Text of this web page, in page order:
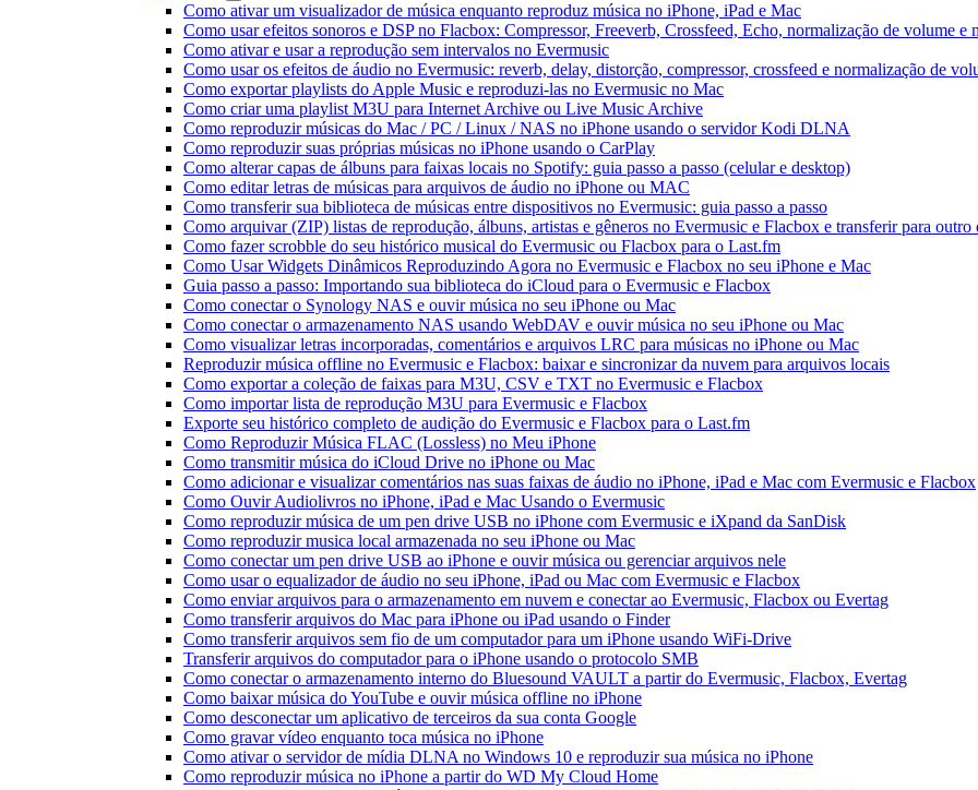
Como ativar um visualizador de música enquanto reproduz música no iPhone, iPad e Mac
Como usar efeitos sonoros e DSP no Flacbox: Compressor, Freeverb, Crossfeed, Echo, normalização de volume e
Como ativar e usar a reprodução sem intervalos no Evermusic
Como usar os efeitos de áudio no Evermusic: reverb, delay, distorção, compressor, crossfeed e normalização de
Como exportar playlists do Apple Music e reproduzi-las no Evermusic no Mac
Como criar uma playlist M3U para Internet Archive ou Live Music Archive
Como reproduzir músicas do Mac / PC / Linux / NAS no iPhone usando o servidor Kodi DLNA
Como reproduzir suas próprias músicas no iPhone usando o CarPlay
Como alterar capas de álbuns para faixas locais no Spotify: guia passo a passo (celular e desktop)
Como editar letras de músicas para arquivos de áudio no iPhone ou MAC
Como transferir sua biblioteca de músicas entre dispositivos no Evermusic: guia passo a passo
Como arquivar (ZIP) listas de reprodução, álbuns, artistas e gêneros no Evermusic e Flacbox e transferir para
Como fazer scrobble do seu histórico musical do Evermusic ou Flacbox para o Last.fm
Como Usar Widgets Dinâmicos Reproduzindo Agora no Evermusic e Flacbox no seu iPhone e Mac
Guia passo a passo: Importando sua biblioteca do iCloud para o Evermusic e Flacbox
Como conectar o Synology NAS e ouvir música no seu iPhone ou Mac
Como conectar o armazenamento NAS usando WebDAV e ouvir música no seu iPhone ou Mac
Como visualizar letras incorporadas, comentários e arquivos LRC para músicas no iPhone ou Mac
Reproduzir música offline no Evermusic e Flacbox: baixar e sincronizar da nuvem para arquivos locais
Como exportar a coleção de faixas para M3U, CSV e TXT no Evermusic e Flacbox
Como importar lista de reprodução M3U para Evermusic e Flacbox
Exporte seu histórico completo de audição do Evermusic e Flacbox para o Last.fm
Como Reproduzir Música FLAC (Lossless) no Meu iPhone
Como transmitir música do iCloud Drive no iPhone ou Mac
Como adicionar e visualizar comentários nas suas faixas de áudio no iPhone, iPad e Mac com Evermusic e Flacbox
Como Ouvir Audiolivros no iPhone, iPad e Mac Usando o Evermusic
Como reproduzir música de um pen drive USB no iPhone com Evermusic e iXpand da SanDisk
Como reproduzir musica local armazenada no seu iPhone ou Mac
Como conectar um pen drive USB ao iPhone e ouvir música ou gerenciar arquivos nele
Como usar o equalizador de áudio no seu iPhone, iPad ou Mac com Evermusic e Flacbox
Como enviar arquivos para o armazenamento em nuvem e conectar ao Evermusic, Flacbox ou Evertag
Como transferir arquivos do Mac para iPhone ou iPad usando o Finder
Como transferir arquivos sem fio de um computador para um iPhone usando WiFi-Drive
Transferir arquivos do computador para o iPhone usando o protocolo SMB
Como conectar o armazenamento interno do Bluesound VAULT a partir do Evermusic, Flacbox, Evertag
Como baixar música do YouTube e ouvir música offline no iPhone
Como desconectar um aplicativo de terceiros da sua conta Google
Como gravar vídeo enquanto toca música no iPhone
Como ativar o servidor de mídia DLNA no Windows 10 e reproduzir sua música no iPhone
Como reproduzir música no iPhone a partir do WD My Cloud Home